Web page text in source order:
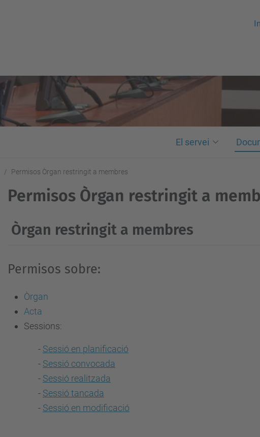
El servei
Permisos Òrgan restringit a membres
Permisos Òrgan restringit a
Òrgan restringit a membres
Permisos sobre:
Òrgan
Acta
Sessions:
- Sessió en planificació
- Sessió convocada
- Sessió realitzada
- Sessió tancada
- Sessió en modificació